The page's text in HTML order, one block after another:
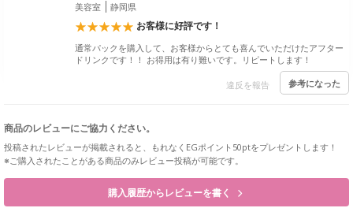
美容室 静岡県
お客様に好評です！
通常パックを購入して、お客様からとても喜んでいただけたアフター
ドリンクです！！ お得用は有り難いです。リピートします！
違反を報告 参考になった
商品のレビューにご協力ください。
投稿されたレビューが掲載されると、もれなくEGポイント50ptをプレゼントします！
※ご購入されたことがある商品のみレビュー投稿が可能です。
購入履歴からレビューを書く